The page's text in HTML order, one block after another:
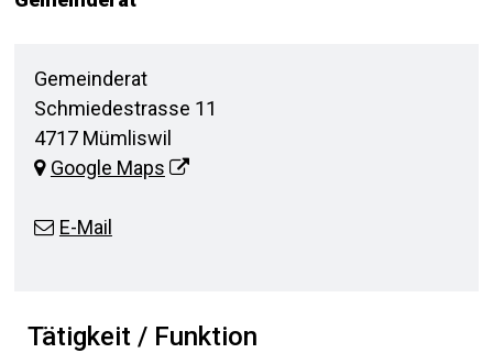
Adresse
Gemeinderat
Schmiedestrasse 11
4717 Mümliswil
Google Maps
E-Mail
Tätigkeit / Funktion